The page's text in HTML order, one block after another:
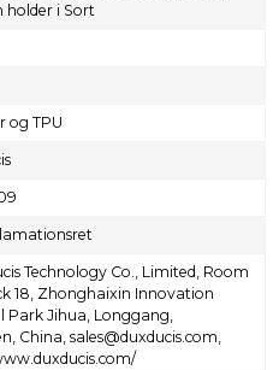
holder i Sort
og TPU
Technology Co., Limited, Room
18, Zhonghaixin Innovation
Park Jihua, Longgang,
China, sales@duxducis.com,